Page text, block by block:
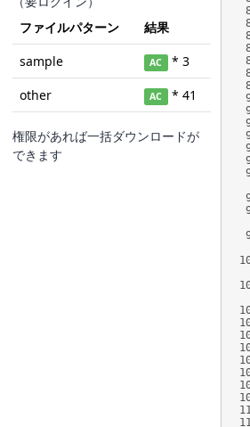
ファイルパターン
結果
sample
AC * 3
other
AC * 41
権限があれば一括ダウンロードが
できます